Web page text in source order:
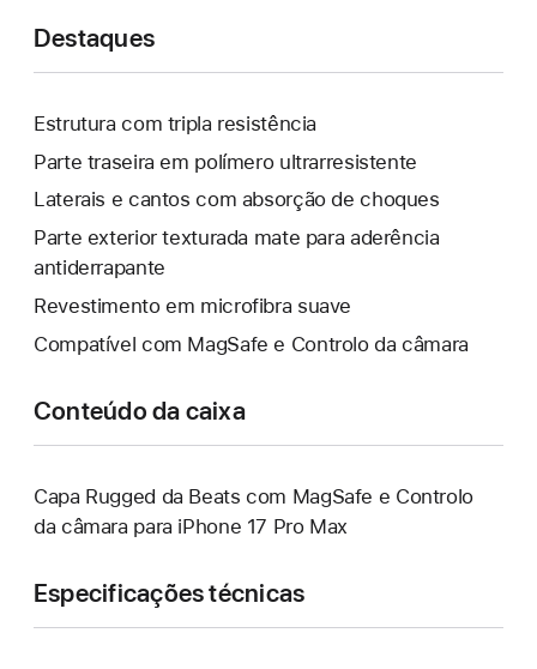
Destaques
Estrutura com tripla resistência
Parte traseira em polímero ultrarresistente
Laterais e cantos com absorção de choques
Parte exterior texturada mate para aderência
antiderrapante
Revestimento em microfibra suave
Compatível com MagSafe e Controlo da câmara
Conteúdo da caixa
Capa Rugged da Beats com MagSafe e Controlo
da câmara para iPhone 17 Pro Max
Especificações técnicas